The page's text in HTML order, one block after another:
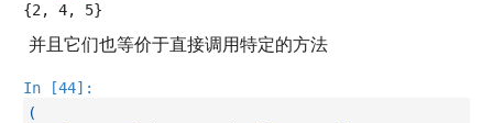
{2, 4, 5}
并且它们也等价于直接调用特定的方法
In [44]:
(